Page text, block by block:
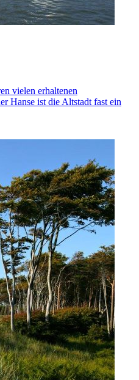
vielen erhaltenen
Hanse ist die Altstadt fast ein